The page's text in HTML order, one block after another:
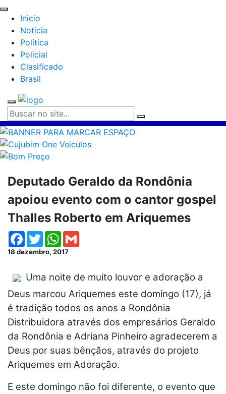
Inicio
Noticia
Política
Policial
Clasificado
Brasil
Deputado Geraldo da Rondônia
apoiou evento com o cantor gospel
Thalles Roberto em Ariquemes
Facebook
TwitterWhatsApp
18 dezembro, 2017
Uma noite de muito louvor e adoração a
Deus marcou Ariquemes este domingo (17), já
é tradição todos os anos a Rondônia
Distribuidora através dos empresários Geraldo
da Rondônia e Adriana Pinheiro agradecerem a
Deus por suas bênçãos, através do projeto
Ariquemes em Adoração.
E este domingo não foi diferente, o evento que